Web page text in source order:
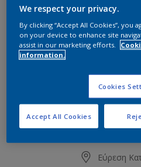
Συσκευασία
1L 3L
Εύρεση
We respect your privacy.
By clicking “Accept All Cookies”, you
on your device to enhance site
assist in our marketing efforts.
information.
Cookies
Accept All Cookies